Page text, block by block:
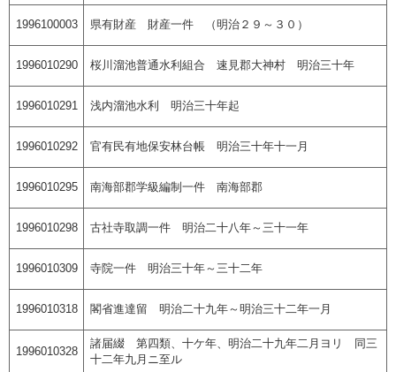
1996100003 県有財産 財産一件 （明治２９～３０）
1996010290 桜川溜池普通水利組合 速見郡大神村 明治三十年
1996010291 浅内溜池水利 明治三十年起
1996010292 官有民有地保安林台帳 明治三十年十一月
1996010295 南海部郡学級編制一件 南海部郡
1996010298 古社寺取調一件 明治二十八年～三十一年
1996010309 寺院一件 明治三十年～三十二年
1996010318 閣省進達留 明治二十九年～明治三十二年一月
1996010328
諸届綴 第四類、十ケ年、明治二十九年二月ヨリ 同三
十二年九月ニ至ル